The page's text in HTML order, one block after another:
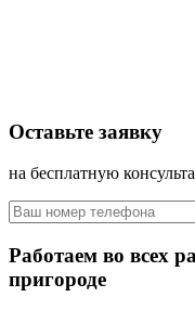
Оставьте заявку
на бесплатную
Работаем во всех
пригороде